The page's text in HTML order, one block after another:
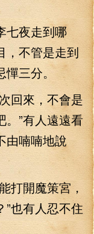
夜走到哪
，不管是走到
憚三分。
來，不會是
。”有人遠遠看
由喃喃地說
開魔策宮，
”也有人忍不住